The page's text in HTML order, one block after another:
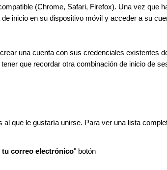
(Chrome, Safari, Firefox). Una vez que
inicio en su dispositivo móvil y acceder a su
una cuenta con sus credenciales existentes
que recordar otra combinación de inicio de
que le gustaría unirse. Para ver una lista
tu correo electrónico" botón